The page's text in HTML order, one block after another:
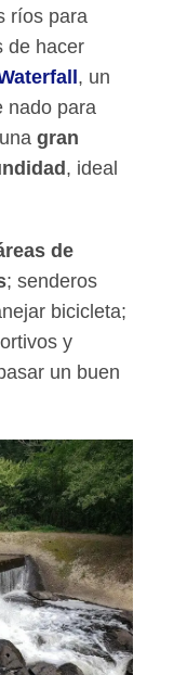
ríos para
de hacer
, un
nado para
unagran
, ideal
de
; senderos
bicicleta;
y
un buen